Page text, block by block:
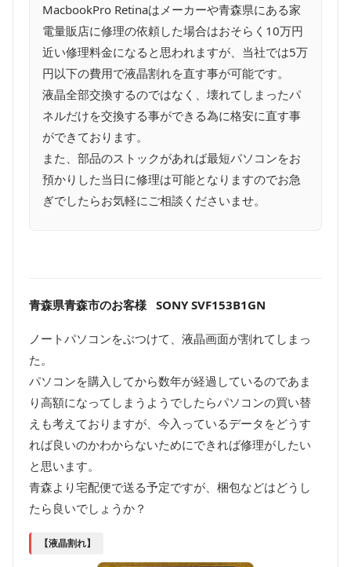
MacbookPro Retinaはメーカーや青森県にある家
電量販店に修理の依頼した場合はおそらく10万円
近い修理料金になると思われますが、当社では5万
円以下の費用で液晶割れを直す事が可能です。
液晶全部交換するのではなく、壊れてしまったパ
ネルだけを交換する事ができる為に格安に直す事
ができております。
また、部品のストックがあれば最短パソコンをお
預かりした当日に修理は可能となりますのでお急
ぎでしたらお気軽にご相談くださいませ。
青森県青森市のお客様 SONY SVF153B1GN
ノートパソコンをぶつけて、液晶画面が割れてしまっ
た。
パソコンを購入してから数年が経過しているのであま
り高額になってしまうようでしたらパソコンの買い替
えも考えておりますが、今入っているデータをどうす
れば良いのかわからないためにできれば修理がしたい
と思います。
青森より宅配便で送る予定ですが、梱包などはどうし
たら良いでしょうか？
【液晶割れ】